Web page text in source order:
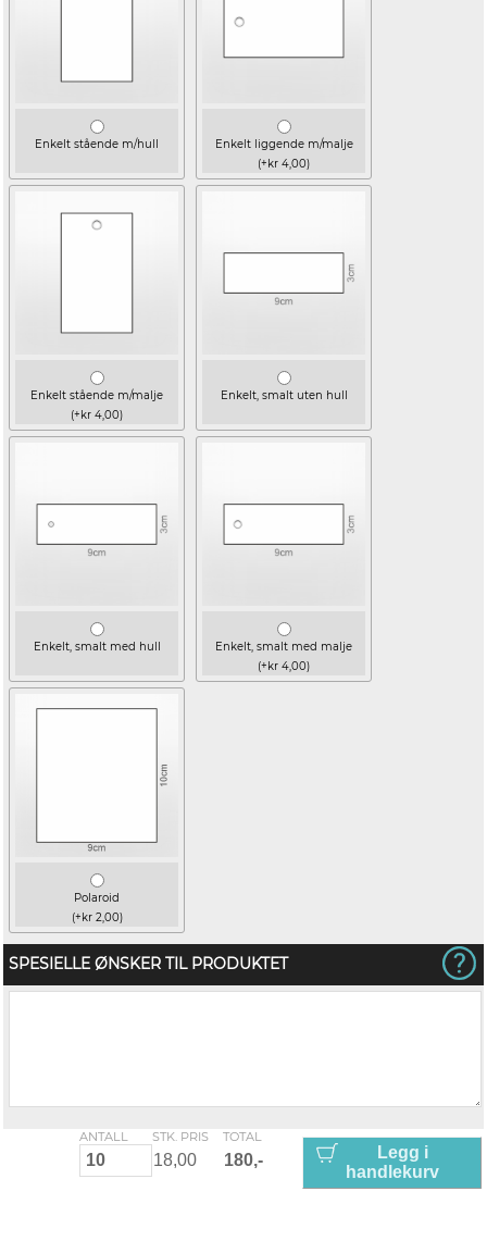
Enkelt stående m/hull
Enkelt liggende m/malje
(+kr 4,00)
Enkelt stående m/malje
(+kr 4,00)
Enkelt, smalt uten hull
Enkelt, smalt med hull
Enkelt, smalt med malje
(+kr 4,00)
Polaroid
(+kr 2,00)
SPESIELLE ØNSKER TIL PRODUKTET
ANTALL STK. PRIS TOTAL
Legg i
handlekurv